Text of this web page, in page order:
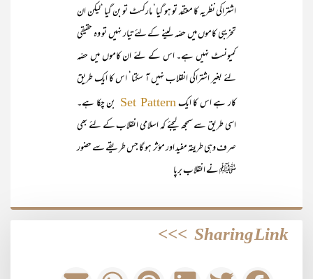
اشتراکی نظریہ کا معتقد تو ہو گیا‘ مارکسٹ تو بن گیا ‘لیکن ان
تخریبی کاموں میں حصّہ لینے کے لئے تیار نہیں تو وہ حقیقی
کمیونسٹ نہیں ہے۔ اس کے لئے ان کاموں میں حصّہ
لئے بغیر اشتراکی انقلاب نہیں آ سکتا‘ اس کا ایک طریق
کار ہے اس کا ایکSet Pattern بن چکا ہے۔
اسی طریق سے سمجھ لیجئے کہ اسلامی انقلاب کے لئے بھی
صرف وہی طریقہ مفید اور مؤثر ہو گا جس طریقے سے حضور
ﷺ نے انقلاب برپا
Sharing Link
>>>